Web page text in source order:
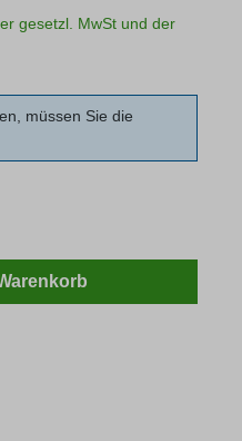
gesetzl. MwSt und der
müssen Sie die
Wert ein